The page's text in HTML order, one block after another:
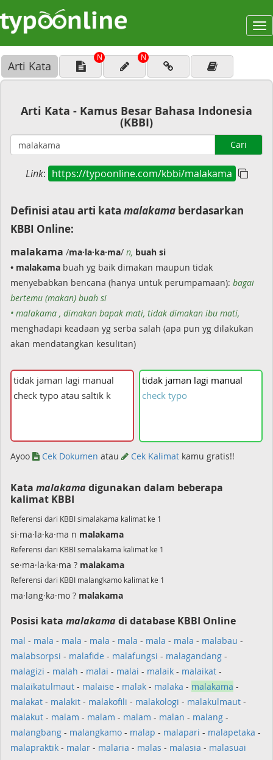
Arti Kata
N N
Arti Kata - Kamus Besar Bahasa Indonesia
(KBBI)
Cari
Link: https://typoonline.com/kbbi/malakama
Definisi atau arti kata malakama berdasarkan
KBBI Online:
malakama /ma·la·ka·ma/ n, buah si
• malakama buah yg baik dimakan maupun tidak
menyebabkan bencana (hanya untuk perumpamaan): bagai
bertemu (makan) buah si
• malakama , dimakan bapak mati, tidak dimakan ibu mati,
menghadapi keadaan yg serba salah (apa pun yg dilakukan
akan mendatangkan kesulitan)
tidak jaman lagi manual
check typo
Ayoo Cek Dokumen atau Cek Kalimat kamu gratis!!
Kata malakamadigunakan dalam beberapa
kalimat KBBI
Referensi dari KBBI simalakama kalimat ke 1
si·ma·la·ka·ma n malakama
Referensi dari KBBI semalakama kalimat ke 1
se·ma·la·ka·ma ? malakama
Referensi dari KBBI malangkamo kalimat ke 1
ma·lang·ka·mo ? malakama
Posisi kata malakamadi database KBBI Online
mal - mala - mala - mala - mala - mala - mala - malabau -
malabsorpsi - malafide - malafungsi - malagandang -
malagizi - malah - malai - malai - malaik - malaikat -
malaikatulmaut - malaise - malak - malaka - malakama -
malakat - malakit - malakofili - malakologi - malakulmaut -
malakut - malam - malam - malam - malan - malang -
malangbang - malangkamo - malap - malapari - malapetaka -
malapraktik - malar - malaria - malas - malasia - malasuai